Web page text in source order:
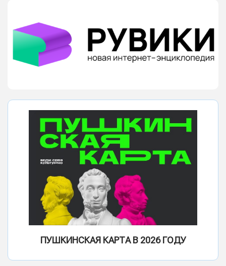
ПУШКИНСКАЯ КАРТА В 2026 ГОДУ